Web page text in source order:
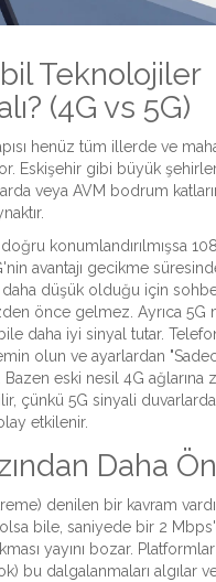
Teknolojiler
(4G vs 5G)
henüz tüm illerde ve
Eskişehir gibi büyük
veya AVM bodrum
doğru konumlandırılmışsa
avantajı gecikme
daha düşük olduğu için
önce gelmez. Ayrıca 5G
daha iyi sinyal tutar.
olun ve ayarlardan
Bazen eski nesil 4G ağlarına
çünkü 5G sinyali
etkilenir.
Daha
denilen bir kavram
bile, saniyede bir 2
yayını bozar.
bu dalgalanmaları algılar ve